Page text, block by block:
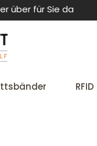
über für Sie da
RFID